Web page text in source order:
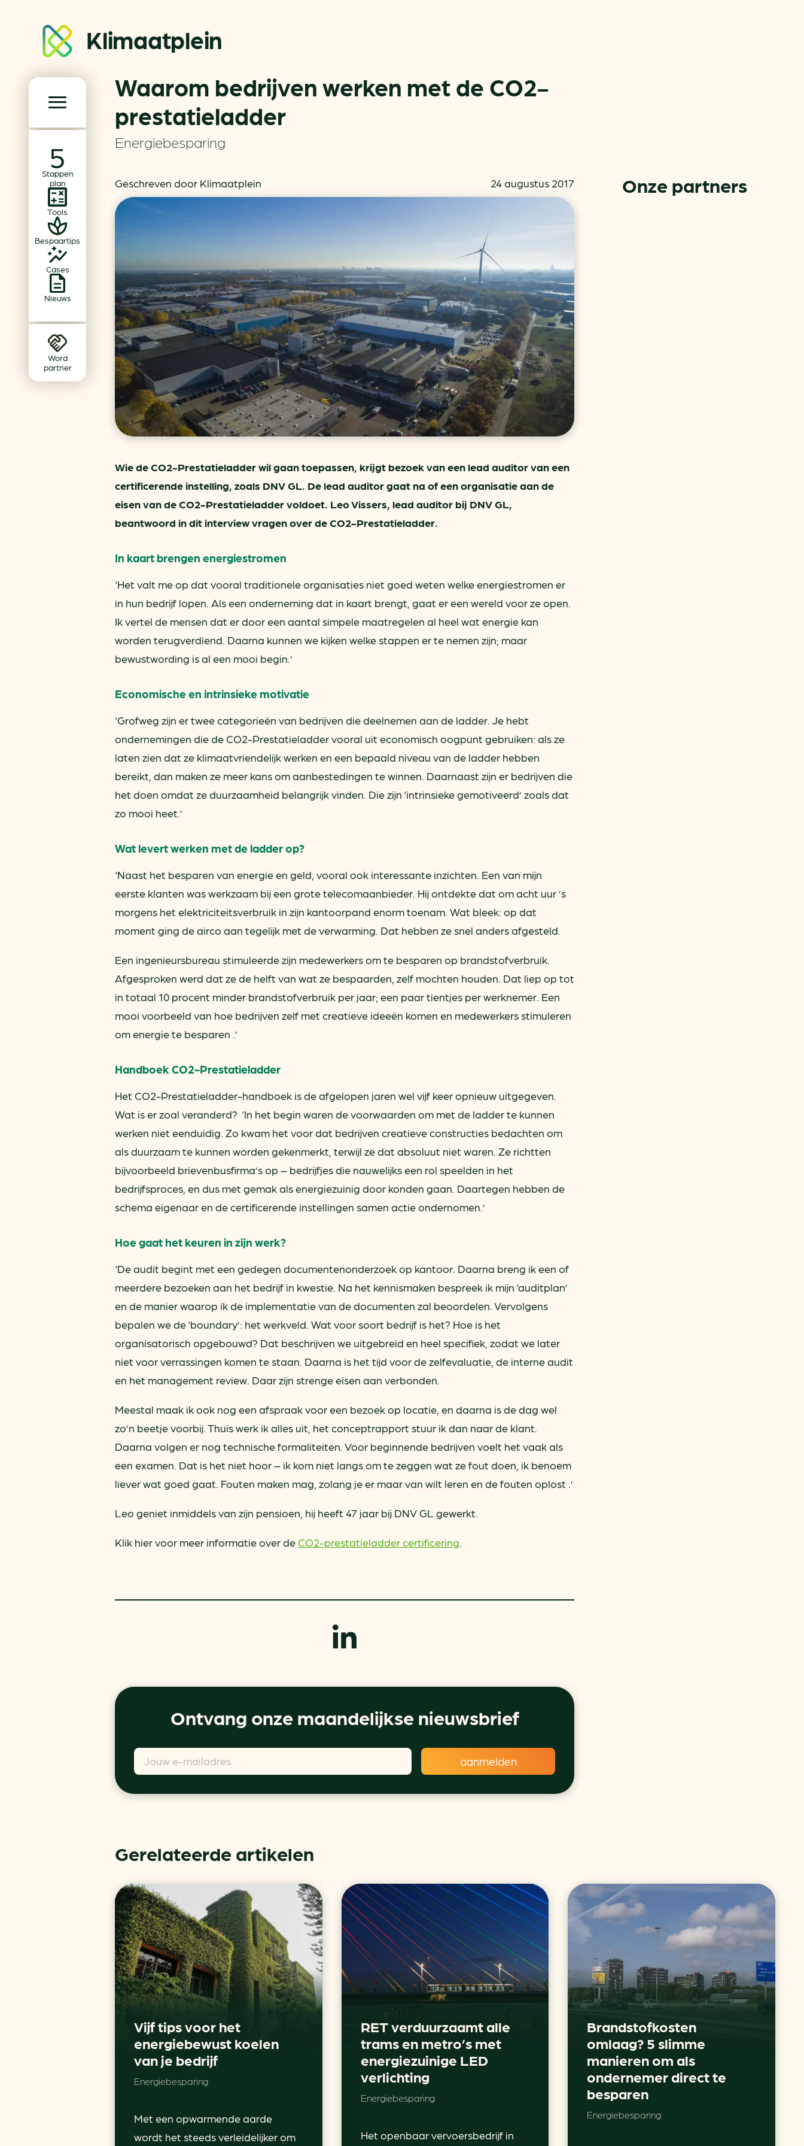
Klimaatplein
Stappen
plan
Tools
Bespaartips
Cases
Nieuws
Word
partner
Klimaatplein
Hoofd­navigatie
Partners
Word partner
Events
Achtergrond klimaatverandering
Beprijzing van CO2
Ondernemen zonder aardgas
Verduurzamen bedrijventerrein
Klimaattransitie op wijkniveau
In je gebouw
Op vervoer
In de bedrijfsvoering
MKB energie bespaarcheck
Terugverdien­tijden
Voorkomen van klimaatschade
Autobrandstof besparen
Verlichtingscan
Wegwijzers energie besparen
Hergebruiken of recyclen van bijproducten
voor het MKB
Energie besparen op uw PC
info@klimaatplein.nl (073) 822 74 86
Waarom bedrijven werken met de CO2-
prestatieladder
Energiebesparing
Geschreven door Klimaatplein 24 augustus 2017
Wie de CO2-Prestatieladder wil gaan toepassen, krijgt bezoek van een lead auditor van een
certificerende instelling, zoals DNV GL. De lead auditor gaat na of een organisatie aan de
eisen van de CO2-Prestatieladder voldoet. Leo Vissers, lead auditor bij DNV GL,
beantwoord in dit interview vragen over de CO2-Prestatieladder.
In kaart brengen energiestromen
‘Het valt me op dat vooral traditionele organisaties niet goed weten welke energiestromen er
in hun bedrijf lopen. Als een onderneming dat in kaart brengt, gaat er een wereld voor ze open.
Ik vertel de mensen dat er door een aantal simpele maatregelen al heel wat energie kan
worden terugverdiend. Daarna kunnen we kijken welke stappen er te nemen zijn; maar
bewustwording is al een mooi begin.’
Economische en intrinsieke motivatie
‘Grofweg zijn er twee categorieën van bedrijven die deelnemen aan de ladder. Je hebt
ondernemingen die de CO2-Prestatieladder vooral uit economisch oogpunt gebruiken: als ze
laten zien dat ze klimaatvriendelijk werken en een bepaald niveau van de ladder hebben
bereikt, dan maken ze meer kans om aanbestedingen te winnen. Daarnaast zijn er bedrijven die
het doen omdat ze duurzaamheid belangrijk vinden. Die zijn ‘intrinsieke gemotiveerd’ zoals dat
zo mooi heet.’
Wat levert werken met de ladder op?
‘Naast het besparen van energie en geld, vooral ook interessante inzichten. Een van mijn
eerste klanten was werkzaam bij een grote telecomaanbieder. Hij ontdekte dat om acht uur ’s
morgens het elektriciteitsverbruik in zijn kantoorpand enorm toenam. Wat bleek: op dat
moment ging de airco aan tegelijk met de verwarming. Dat hebben ze snel anders afgesteld.
Een ingenieursbureau stimuleerde zijn medewerkers om te besparen op brandstofverbruik.
Afgesproken werd dat ze de helft van wat ze bespaarden, zelf mochten houden. Dat liep op tot
in totaal 10 procent minder brandstofverbruik per jaar; een paar tientjes per werknemer. Een
mooi voorbeeld van hoe bedrijven zelf met creatieve ideeën komen en medewerkers stimuleren
om energie te besparen .’
Handboek CO2-Prestatieladder
Het CO2-Prestatieladder-handboek is de afgelopen jaren wel vijf keer opnieuw uitgegeven.
Wat is er zoal veranderd? ‘In het begin waren de voorwaarden om met de ladder te kunnen
werken niet eenduidig. Zo kwam het voor dat bedrijven creatieve constructies bedachten om
als duurzaam te kunnen worden gekenmerkt, terwijl ze dat absoluut niet waren. Ze richtten
bijvoorbeeld brievenbusfirma’s op – bedrijfjes die nauwelijks een rol speelden in het
bedrijfsproces, en dus met gemak als energiezuinig door konden gaan. Daartegen hebben de
schema eigenaar en de certificerende instellingen samen actie ondernomen.’
Hoe gaat het keuren in zijn werk?
‘De audit begint met een gedegen documentenonderzoek op kantoor. Daarna breng ik een of
meerdere bezoeken aan het bedrijf in kwestie. Na het kennismaken bespreek ik mijn ‘auditplan’
en de manier waarop ik de implementatie van de documenten zal beoordelen. Vervolgens
bepalen we de ‘boundary’: het werkveld. Wat voor soort bedrijf is het? Hoe is het
organisatorisch opgebouwd? Dat beschrijven we uitgebreid en heel specifiek, zodat we later
niet voor verrassingen komen te staan. Daarna is het tijd voor de zelfevaluatie, de interne audit
en het management review. Daar zijn strenge eisen aan verbonden.
Meestal maak ik ook nog een afspraak voor een bezoek op locatie, en daarna is de dag wel
zo’n beetje voorbij. Thuis werk ik alles uit, het conceptrapport stuur ik dan naar de klant.
Daarna volgen er nog technische formaliteiten. Voor beginnende bedrijven voelt het vaak als
een examen. Dat is het niet hoor – ik kom niet langs om te zeggen wat ze fout doen, ik benoem
liever wat goed gaat. Fouten maken mag, zolang je er maar van wilt leren en de fouten oplost .’
Leo geniet inmiddels van zijn pensioen, hij heeft 47 jaar bij DNV GL gewerkt.
Klik hier voor meer informatie over de CO2-prestatieladder certificering
Ontvang onze maandelijkse nieuwsbrief
Onze partners
Gerelateerde artikelen
Vijf tips voor het
energiebewust koelen
van je bedrijf
Energiebesparing
Met een opwarmende aarde
wordt het steeds verleidelijker om
RET verduurzaamt alle
trams en metro’s met
energiezuinige LED
verlichting
Energiebesparing
Het openbaar vervoersbedrijf in
Brandstofkosten
omlaag? 5 slimme
manieren om als
ondernemer direct te
besparen
Energiebesparing